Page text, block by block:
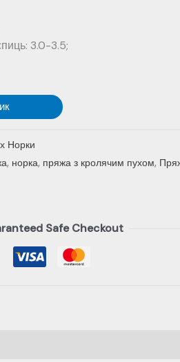
3.0-3.5;
Норки
, норка, пряжа з кролячим пухом,
Safe Checkout